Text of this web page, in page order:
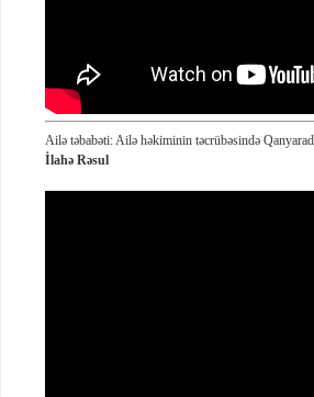
Ailə təbabəti: Ailə həkiminin təcrübəsində
İlahə Rəsul